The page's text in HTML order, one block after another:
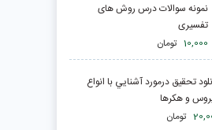
نمونه سوالات درس روش های
تفسیری
10,000 تومان
تحقیق درمورد آشنايي با انواع
و هكرها
تومان